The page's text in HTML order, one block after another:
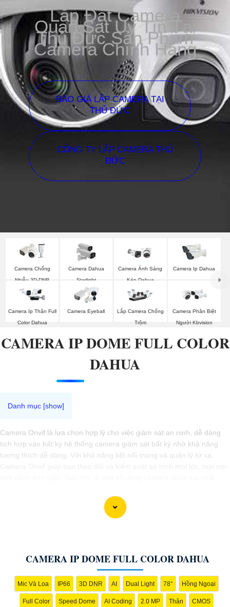
Lắp Đặt Camera
Quan Sát Uy Tín Tại
Thủ Đức Sản Phẩm
Camera Chính Hãng
BÁO GIÁ LẮP CAMERA TẠI
THỦ ĐỨC
CÔNG TY LẮP CAMERA THỦ
ĐỨC
Camera Chống
Nhiễu 3D-DNR
Dahua
Camera Dahua
Starlight
Camera Ánh Sáng
Kép Dahua
Camera Ip Dahua
Camera Ip Thân Full
Color Dahua
Camera Eyeball
Lắp Camera Chống
Trộm
Camera Phân Biệt
Người Kbvision
CAMERA IP DOME FULL COLOR
DAHUA
Camera Onvif là lựa chọn hợp lý cho việc giám sát an ninh, dễ dàng
tích hợp vào bất kỳ hệ thống camera giám sát bất kỳ nhờ khả năng
tương thích dễ dàng. Với khả năng kết nối mạng và quản lý từ xa,
CAMERA IP DOME FULL COLOR DAHUA
Mic Và Loa IP66 3D DNR AI Dual Light 78° Hồng Ngoại
Full Color Speed Dome AI Coding 2.0 MP Thân CMOS